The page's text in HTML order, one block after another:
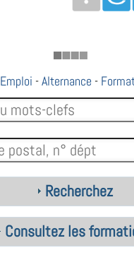
183
Emploi -Alternance -
Recherchez
Consultez les